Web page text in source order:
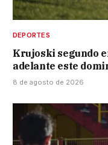
DEPORTES
Krujoski segundo
adelante este
8 de agosto de 2026